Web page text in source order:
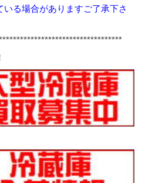
いる場合がありますご了承下さ